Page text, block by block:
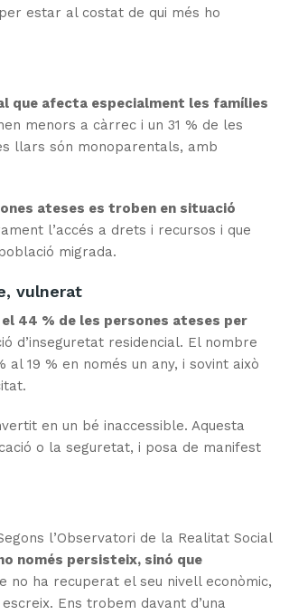
estar al costat de qui més ho
que afecta especialment les famílies
menors a càrrec i un 31 % de les
llars són monoparentals, amb
ateses es troben en situació
l’accés a drets i recursos i que
migrada.
vulnerat
el 44 % de les persones ateses per
d’inseguretat residencial. El nombre
19 % en només un any, i sovint això
en un bé inaccessible. Aquesta
o la seguretat, i posa de manifest
l’Observatori de la Realitat Social
només persisteix, sinó que
no ha recuperat el seu nivell econòmic,
Ens trobem davant d’una